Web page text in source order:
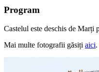
Program
Castelul este deschis de Marți
Mai multe fotografii găsiți aici.